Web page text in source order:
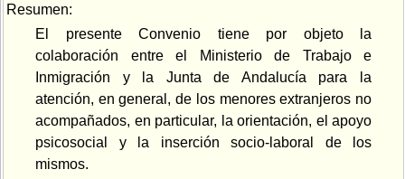
Resumen:
El presente Convenio tiene por objeto la
colaboración entre el Ministerio de Trabajo e
Inmigración y la Junta de Andalucía para la
atención, en general, de los menores extranjeros no
acompañados, en particular, la orientación, el apoyo
psicosocial y la inserción socio-laboral de los
mismos.